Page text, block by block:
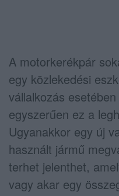
A motorkerékpár
egy közlekedési
vállalkozás
egyszerűen ez a
Ugyanakkor egy új
használt jármű
terhet jelenthet,
vagy akar egy